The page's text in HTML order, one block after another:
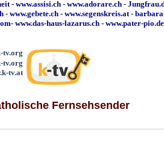
- www.assisi.ch - www.adorare.ch -
- www.gebete.ch - www.segenskreis.at-
- www.das-haus-lazarus.ch - www.pater-pio.de
tv.org
tv.org
tv.at
Fernsehsender